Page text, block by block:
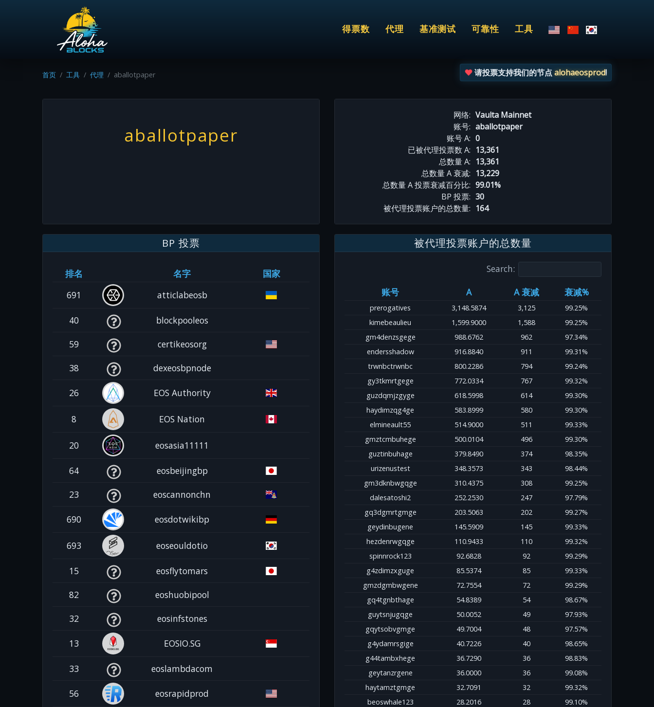
得票数 代理 基准测试 可靠性 工具
首页 工具 代理 aballotpaper 请投票支持我们的节点alohaeosprod!
aballotpaper
网络: Vaulta Mainnet
账号: aballotpaper
账号 A: 0
已被代理投票数 A: 13,361
总数量 A: 13,361
总数量 A 衰减: 13,229
总数量 A 投票衰减百分比: 99.01%
BP 投票: 30
被代理投票账户的总数量: 164
BP 投票
排名 名字
国家
691
atticlabeosb
40 blockpooleos
59 certikeosorg
38 dexeosbpnode
26 EOS Authority
8 EOS Nation
20 eosasia11111
64 eosbeijingbp
23 eoscannonchn
690 eosdotwikibp
693 eoseouldotio
15 eosflytomars
82 eoshuobipool
32 eosinfstones
13 EOSIO.SG
33 eoslambdacom
56 eosrapidprod
被代理投票账户的总数量
Search:
账号
A A 衰减 衰减%
prerogatives 3,148.5874 3,125
99.25%
kimebeaulieu
1,599.9000 1,588
99.25%
gm4denzsgege
988.6762 962
97.34%
endersshadow
916.8840 911
99.31%
trwnbctrwnbc
800.2286 794
99.24%
gy3tkmrtgege
772.0334 767
99.32%
guzdqmjzgyge
618.5998 614
99.30%
haydimzqg4ge
583.8999 580
99.30%
elmineault55
514.9000 511
99.33%
gmztcmbuhege
500.0104 496
99.30%
guztinbuhage
379.8490 374
98.35%
urizenustest
348.3573 343
98.44%
gm3dknbwgqge
310.4375 308
99.25%
dalesatoshi2
252.2530 247
97.79%
gq3dgmrtgmge
203.5063 202
99.27%
geydinbugene
145.5909 145
99.33%
hezdenrwgqge
110.9433 110
99.32%
spinnrock123
92.6828 92
99.29%
g4zdimzxguge
85.5374 85
99.33%
gmzdgmbwgene
72.7554 72
99.29%
gq4tgnbthage
54.8389 54
98.67%
guytsnjugqge
50.0052 49
97.93%
gqytsobvgmge
49.7004 48
97.57%
g4ydamrsgige
40.7226 40
98.65%
g44tambxhege
36.7290 36
98.83%
geytanzrgene
36.0000 36
99.08%
haytamztgmge
32.7091 32
99.32%
beoswhale123
28.2016 28
99.10%